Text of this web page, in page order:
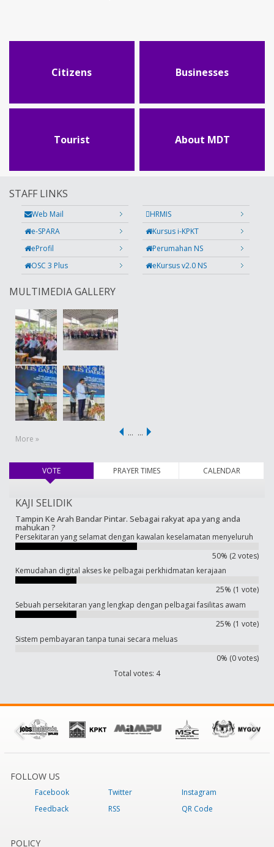
Citizens Businesses
Tourist About MDT
STAFF LINKS
Web Mail
HRMIS
e-SPARA
Kursus i-KPKT
eProfil
Perumahan NS
OSC 3 Plus
eKursus v2.0 NS
MULTIMEDIA GALLERY
More »
… …
VOTE(active tab) PRAYER TIMES CALENDAR
KAJI SELIDIK
Tampin Ke Arah Bandar Pintar. Sebagai rakyat apa yang anda
mahukan ?
Persekitaran yang selamat dengan kawalan keselamatan menyeluruh
50% (2 votes)
Kemudahan digital akses ke pelbagai perkhidmatan kerajaan
25% (1 vote)
Sebuah persekitaran yang lengkap dengan pelbagai fasilitas awam
25% (1 vote)
Sistem pembayaran tanpa tunai secara meluas
0% (0 votes)
Total votes: 4
FOLLOW US
Facebook Twitter
Instagram
Feedback
RSS QR Code
POLICY